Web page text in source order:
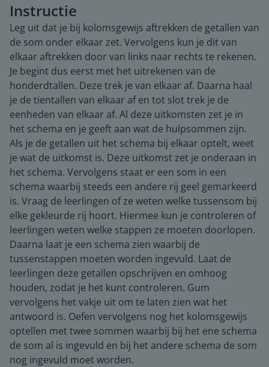
Instructie
Leg uit dat je bij kolomsgewijs aftrekken de getallen van
de som onder elkaar zet. Vervolgens kun je dit van
elkaar aftrekken door van links naar rechts te rekenen.
Je begint dus eerst met het uitrekenen van de
honderdtallen. Deze trek je van elkaar af. Daarna haal
je de tientallen van elkaar af en tot slot trek je de
eenheden van elkaar af. Al deze uitkomsten zet je in
het schema en je geeft aan wat de hulpsommen zijn.
Als je de getallen uit het schema bij elkaar optelt, weet
je wat de uitkomst is. Deze uitkomst zet je onderaan in
het schema. Vervolgens staat er een som in een
schema waarbij steeds een andere rij geel gemarkeerd
is. Vraag de leerlingen of ze weten welke tussensom bij
elke gekleurde rij hoort. Hiermee kun je controleren of
leerlingen weten welke stappen ze moeten doorlopen.
Daarna laat je een schema zien waarbij de
tussenstappen moeten worden ingevuld. Laat de
leerlingen deze getallen opschrijven en omhoog
houden, zodat je het kunt controleren. Gum
vervolgens het vakje uit om te laten zien wat het
antwoord is. Oefen vervolgens nog het kolomsgewijs
optellen met twee sommen waarbij bij het ene schema
de som al is ingevuld en bij het andere schema de som
nog ingevuld moet worden.